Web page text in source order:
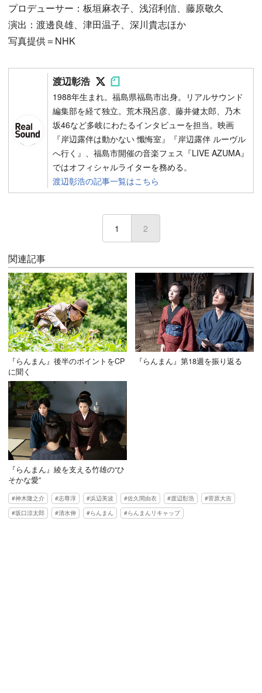
プロデューサー：板垣麻衣子、浅沼利信、藤原敬久
演出：渡邊良雄、津田温子、深川貴志ほか
写真提供＝NHK
渡辺彰浩 Follow on SNS
Follow on SNS
1988年生まれ。福島県福島市出身。リアルサウンド
編集部を経て独立。荒木飛呂彦、藤井健太郎、乃木
坂46など多岐にわたるインタビューを担当。映画
『岸辺露伴は動かない 懺悔室』『岸辺露伴 ルーヴル
へ行く』、福島市開催の音楽フェス『LIVE AZUMA』
ではオフィシャルライターを務める。
渡辺彰浩の記事一覧はこちら
1 2
関連記事
『らんまん』後半のポイントをCP
に聞く
『らんまん』第18週を振り返る
『らんまん』綾を支える竹雄の“ひ
そかな愛”
神木隆之介 志尊淳 浜辺美波 佐久間由衣 渡辺彰浩
菅原大吉
坂口涼太郎
清水伸 らんまん らんまんリキャップ